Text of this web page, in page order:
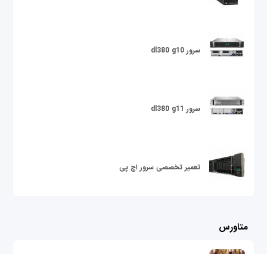
سرور dl380 g10
سرور dl380 g11
تعمیر تخصصی سرور اچ پی
متاورس